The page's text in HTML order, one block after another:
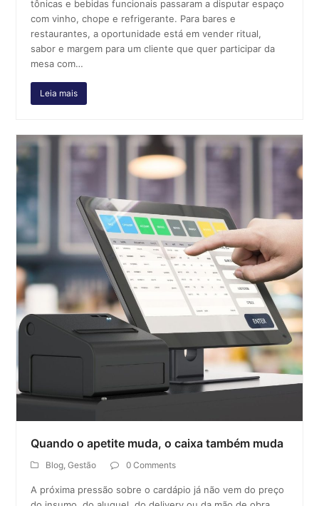
tônicas e bebidas funcionais passaram a disputar espaço
com vinho, chope e refrigerante. Para bares e
restaurantes, a oportunidade está em vender ritual,
sabor e margem para um cliente que quer participar da
mesa com…
Leia mais
Quando o apetite muda, o caixa também muda
Blog,Gestão 0 Comments
A próxima pressão sobre o cardápio já não vem do preço